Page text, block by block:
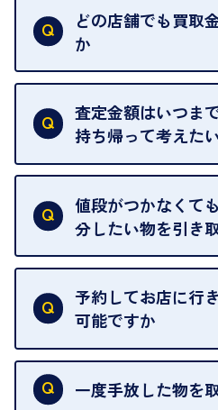
い。
ご指定の場所にお伺いし
どの店舗でも買取
か
はい。全店舗一律です。
ただし、中古市場は日々
によって査定額が変わる
査定金額はいつま
持ち帰って考えた
査定額は当日限り有効で
中古市場が日々変動する
わることがございます。
値段がつかなくて
分したい物を引き
再販不可能な物は、場
がございます。ご了承く
予約してお店に行
可能ですか
申し訳ありませんが、
おりません。
一度手放した物を